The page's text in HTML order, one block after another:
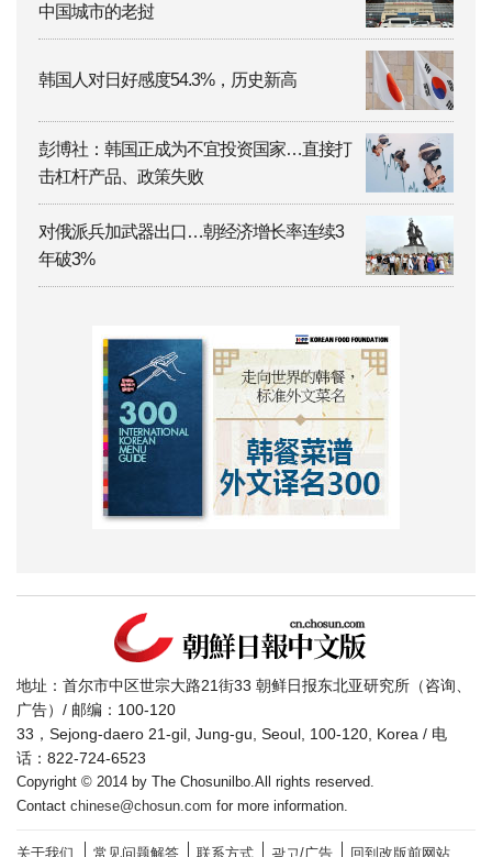
中国城市的老挝
韩国人对日好感度54.3%，历史新高
彭博社：韩国正成为不宜投资国家…直接打
击杠杆产品、政策失败
对俄派兵加武器出口…朝经济增长率连续3
年破3%
地址：首尔市中区世宗大路21街33 朝鲜日报东北亚研究所（咨询、
广告）/ 邮编：100-120
33，Sejong-daero 21-gil, Jung-gu, Seoul, 100-120, Korea / 电
话：822-724-6523
Copyright © 2014 by The Chosunilbo.All rights reserved.
Contact chinese@chosun.com for more information.
关于我们 常见问题解答 联系方式 광고/广告 回到改版前网站